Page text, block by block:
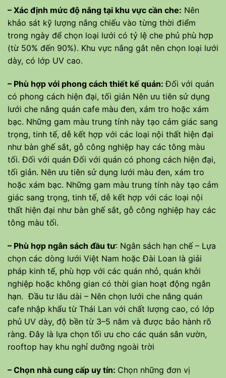
– Xác định mức độ nắng tại khu vực cần che: Nên
khảo sát kỹ lượng nắng chiếu vào từng thời điểm
trong ngày để chọn loại lưới có tỷ lệ che phủ phù hợp
(từ 50% đến 90%). Khu vực nắng gắt nên chọn loại lưới
dày, có lớp UV cao.
– Phù hợp với phong cách thiết kế quán:Đối với quán
có phong cách hiện đại, tối giản Nên ưu tiên sử dụng
lưới che nắng quán cafe màu đen, xám tro hoặc xám
bạc. Những gam màu trung tính này tạo cảm giác sang
trọng, tinh tế, dễ kết hợp với các loại nội thất hiện đại
như bàn ghế sắt, gỗ công nghiệp hay các tông màu
tối. Đối với quán Đối với quán có phong cách hiện đại,
tối giản. Nên ưu tiên sử dụng lưới màu đen, xám tro
hoặc xám bạc. Những gam màu trung tính này tạo cảm
giác sang trọng, tinh tế, dễ kết hợp với các loại nội
thất hiện đại như bàn ghế sắt, gỗ công nghiệp hay các
tông màu tối.
– Phù hợp ngân sách đầu tư: Ngân sách hạn chế – Lựa
chọn các dòng lưới Việt Nam hoặc Đài Loan là giải
pháp kinh tế, phù hợp với các quán nhỏ, quán khởi
nghiệp hoặc không gian có thời gian hoạt động ngắn
hạn. Đầu tư lâu dài – Nên chọn lưới che nắng quán
cafe nhập khẩu từ Thái Lan với chất lượng cao, có lớp
phủ UV dày, độ bền từ 3–5 năm và được bảo hành rõ
ràng. Đây là lựa chọn tối ưu cho các quán sân vườn,
rooftop hay khu nghỉ dưỡng ngoài trời
– Chọn nhà cung cấp uy tín: Chọn những đơn vị